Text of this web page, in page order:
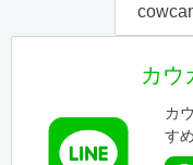
カウ
カ
す